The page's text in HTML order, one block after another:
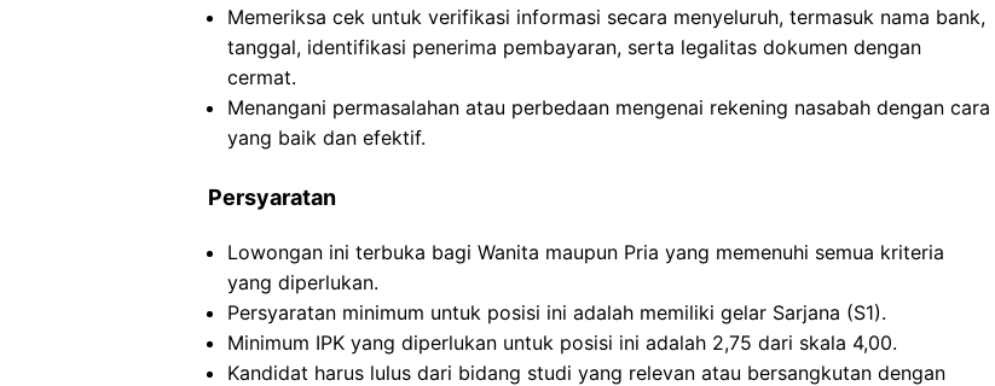
Memeriksa cek untuk verifikasi informasi secara menyeluruh, termasuk nama bank,
tanggal, identifikasi penerima pembayaran, serta legalitas dokumen dengan
cermat.
Menangani permasalahan atau perbedaan mengenai rekening nasabah dengan cara
yang baik dan efektif.
Persyaratan
Lowongan ini terbuka bagi Wanita maupun Pria yang memenuhi semua kriteria
yang diperlukan.
Persyaratan minimum untuk posisi ini adalah memiliki gelar Sarjana (S1).
Minimum IPK yang diperlukan untuk posisi ini adalah 2,75 dari skala 4,00.
Kandidat harus lulus dari bidang studi yang relevan atau bersangkutan dengan